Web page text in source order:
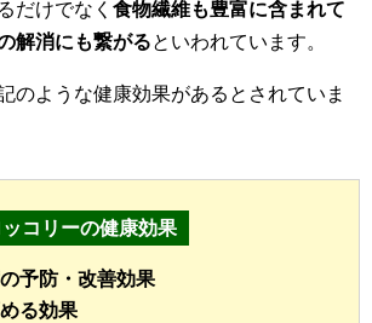
だけでなく 食物繊維も豊富に含まれて
解消にも繋がるといわれています。
のような健康効果があるとされていま
コリーの健康効果
予防・改善効果
る効果